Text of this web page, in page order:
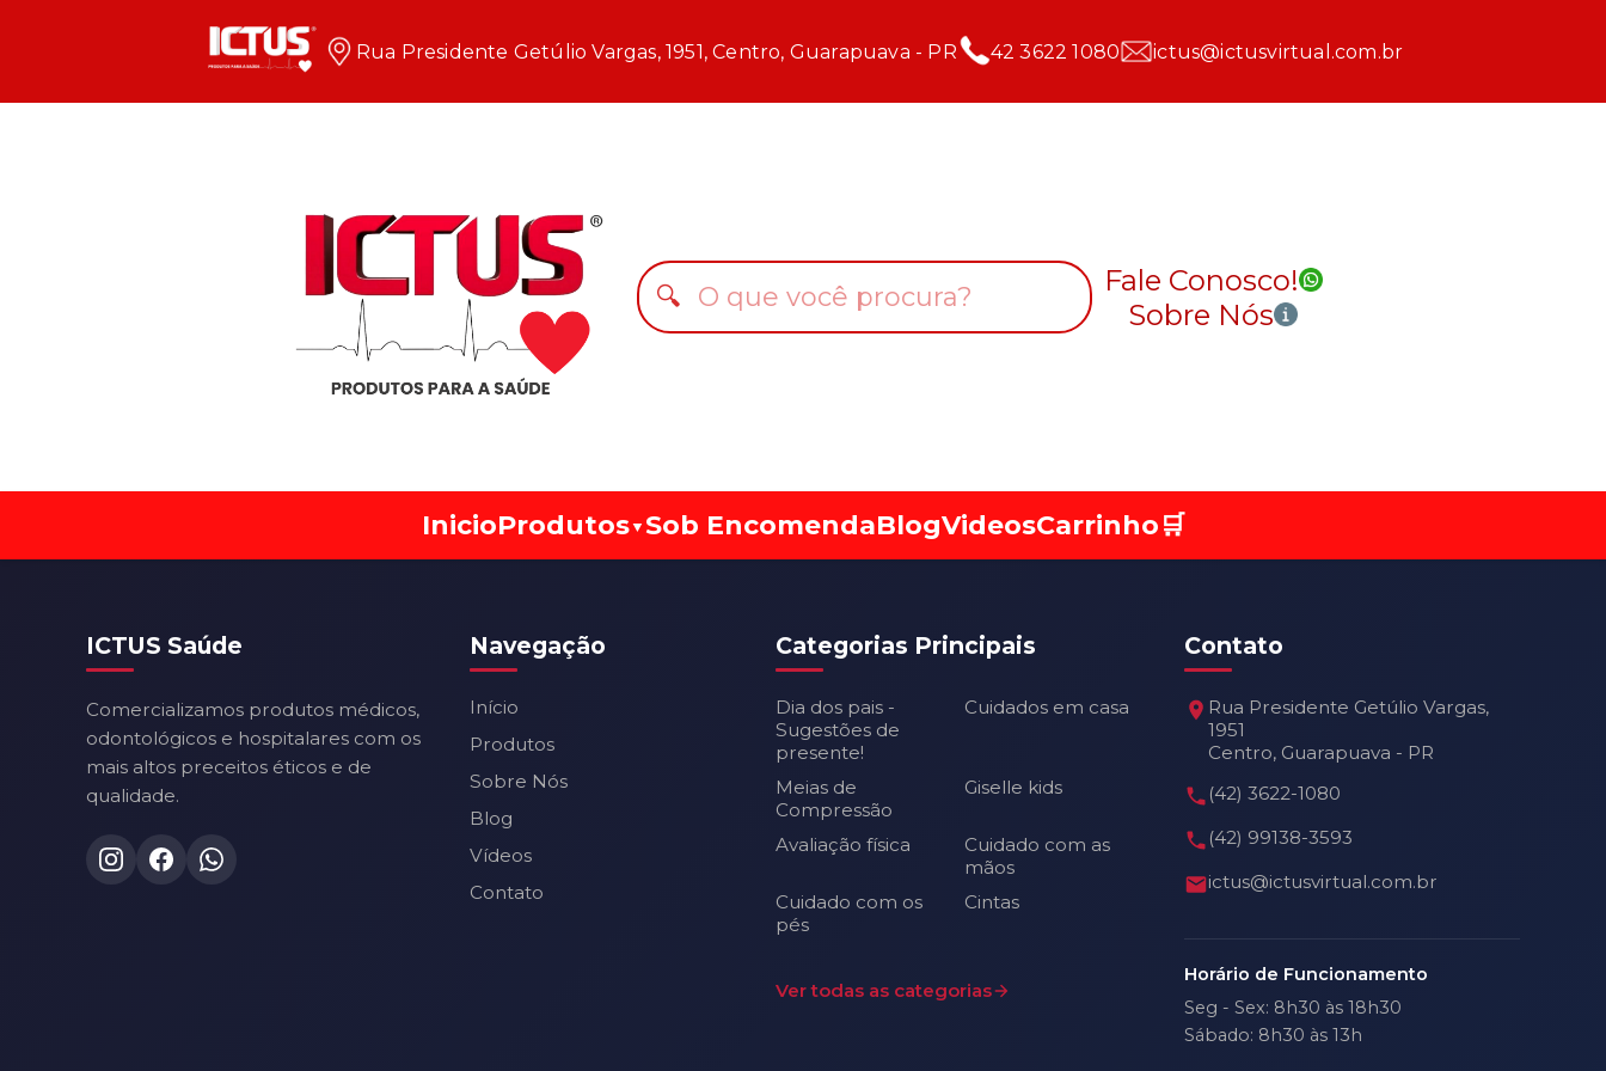
Rua Presidente Getúlio Vargas, 1951, Centro, Guarapuava - PR 42 3622 1080 ictus@ictusvirtual.com.br
🔍
Fale Conosco!
Sobre Nós
InicioProdutos▼ Sob EncomendaBlogVideosCarrinho🛒
ICTUS Saúde
Comercializamos produtos médicos,
odontológicos e hospitalares com os
mais altos preceitos éticos e de
qualidade.
Navegação
Início
Produtos
Sobre Nós
Blog
Vídeos
Contato
Categorias Principais
Dia dos pais -
Sugestões de
presente!
Cuidados em casa
Meias de
Compressão
Giselle kids
Avaliação física
Cuidado com as
mãos
Cuidado com os
pés
Cintas
Ver todas as categorias
Contato
Rua Presidente Getúlio Vargas,
1951
Centro, Guarapuava - PR
(42) 3622-1080
(42) 99138-3593
ictus@ictusvirtual.com.br
Horário de Funcionamento
Seg - Sex: 8h30 às 18h30
Sábado: 8h30 às 13h